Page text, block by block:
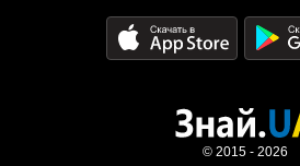
© 2015 - 2026